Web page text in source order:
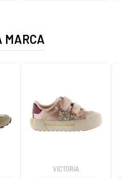
MARCA
VICTORIA